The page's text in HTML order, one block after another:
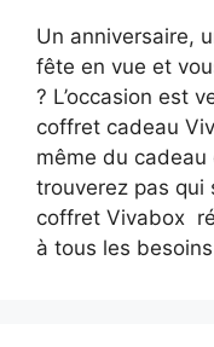
Un anniversaire,
fête en vue et
? L’occasion est
coffret cadeau
même du cadeau
trouverez pas qui
coffret Vivabox
à tous les